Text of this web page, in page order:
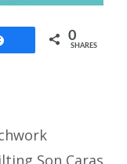
0
SHARES
Son Caras